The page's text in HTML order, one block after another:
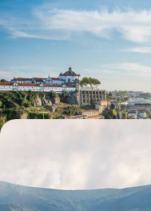
Portugal épicurien
Mettre le cap sur le Nord :
fleuve mythique et terroir
7 jours, de 1900 à 2700 €
La diversité naturelle de la
cascades, lacs et geysers